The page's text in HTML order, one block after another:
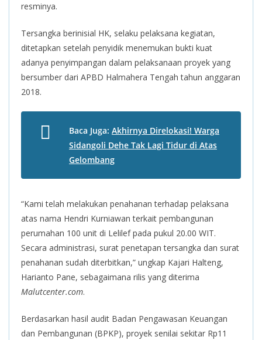
resminya.
Tersangka berinisial HK, selaku pelaksana kegiatan,
ditetapkan setelah penyidik menemukan bukti kuat
adanya penyimpangan dalam pelaksanaan proyek yang
bersumber dari APBD Halmahera Tengah tahun anggaran
2018.
Baca Juga: Akhirnya Direlokasi! Warga
Sidangoli Dehe Tak Lagi Tidur di Atas
Gelombang
“Kami telah melakukan penahanan terhadap pelaksana
atas nama Hendri Kurniawan terkait pembangunan
perumahan 100 unit di Lelilef pada pukul 20.00 WIT.
Secara administrasi, surat penetapan tersangka dan surat
penahanan sudah diterbitkan,” ungkap Kajari Halteng,
Harianto Pane, sebagaimana rilis yang diterima
Malutcenter.com.
Berdasarkan hasil audit Badan Pengawasan Keuangan
dan Pembangunan (BPKP), proyek senilai sekitar Rp11